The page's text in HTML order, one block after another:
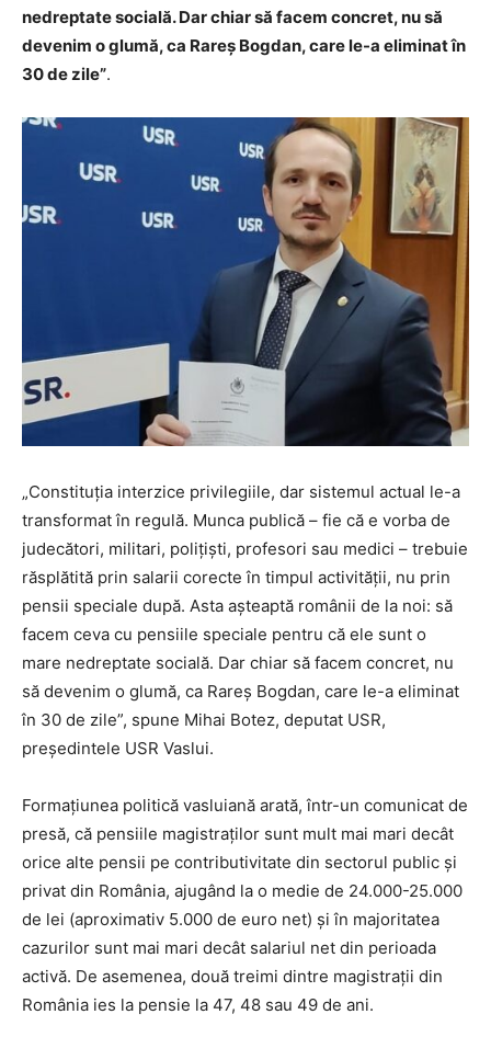
nedreptate socială. Dar chiar să facem concret, nu să
devenim o glumă, ca Rareș Bogdan, care le-a eliminat în
30 de zile”.
„Constituția interzice privilegiile, dar sistemul actual le-a
transformat în regulă. Munca publică – fie că e vorba de
judecători, militari, polițiști, profesori sau medici – trebuie
răsplătită prin salarii corecte în timpul activității, nu prin
pensii speciale după. Asta așteaptă românii de la noi: să
facem ceva cu pensiile speciale pentru că ele sunt o
mare nedreptate socială. Dar chiar să facem concret, nu
să devenim o glumă, ca Rareș Bogdan, care le-a eliminat
în 30 de zile”, spune Mihai Botez, deputat USR,
președintele USR Vaslui.
Formațiunea politică vasluiană arată, într-un comunicat de
presă, că pensiile magistraților sunt mult mai mari decât
orice alte pensii pe contributivitate din sectorul public și
privat din România, ajugând la o medie de 24.000-25.000
de lei (aproximativ 5.000 de euro net) și în majoritatea
cazurilor sunt mai mari decât salariul net din perioada
activă. De asemenea, două treimi dintre magistrații din
România ies la pensie la 47, 48 sau 49 de ani.